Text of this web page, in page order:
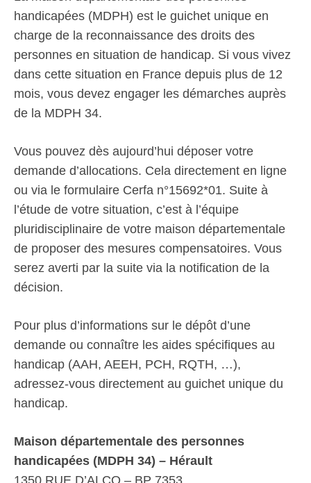
handicapées (MDPH) est le guichet unique en
charge de la reconnaissance des droits des
personnes en situation de handicap. Si vous vivez
dans cette situation en France depuis plus de 12
mois, vous devez engager les démarches auprès
de la MDPH 34.
Vous pouvez dès aujourd’hui déposer votre
demande d’allocations. Cela directement en ligne
ou via le formulaire Cerfa n°15692*01. Suite à
l’étude de votre situation, c’est à l’équipe
pluridisciplinaire de votre maison départementale
de proposer des mesures compensatoires. Vous
serez averti par la suite via la notification de la
décision.
Pour plus d’informations sur le dépôt d’une
demande ou connaître les aides spécifiques au
handicap (AAH, AEEH, PCH, RQTH, …),
adressez-vous directement au guichet unique du
handicap.
Maison départementale des personnes
handicapées (MDPH 34) – Hérault
1350 RUE D’ALCO – BP 7353